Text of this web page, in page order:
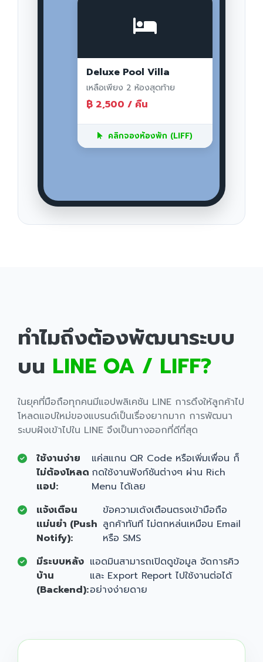
Deluxe Pool Villa
เหลือเพียง 2 ห้องสุดท้าย
฿ 2,500 / คืน
คลิกจองห้องพัก (LIFF)
ทำไมถึงต้องพัฒนาระบบ
บน LINE OA / LIFF?
ในยุคที่มือถือทุกคนมีแอปพลิเคชัน LINE การดึงให้ลูกค้าไป
โหลดแอปใหม่ของแบรนด์เป็นเรื่องยากมาก การพัฒนา
ระบบฝังเข้าไปใน LINE จึงเป็นทางออกที่ดีที่สุด
ใช้งานง่าย
ไม่ต้องโหลด
แอป:
แค่สแกน QR Code หรือเพิ่มเพื่อน ก็
กดใช้งานฟังก์ชันต่างๆ ผ่าน Rich
Menu ได้เลย
แจ้งเตือน
แม่นยำ (Push
Notify):
ข้อความเด้งเตือนตรงเข้ามือถือ
ลูกค้าทันที ไม่ตกหล่นเหมือน Email
หรือ SMS
มีระบบหลัง
บ้าน
(Backend):
แอดมินสามารถเปิดดูข้อมูล จัดการคิว
และ Export Report ไปใช้งานต่อได้
อย่างง่ายดาย